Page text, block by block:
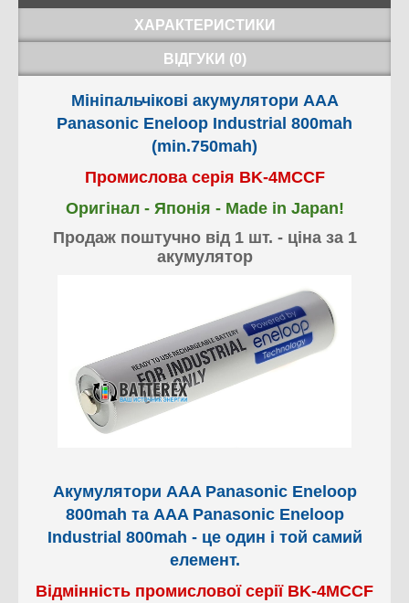
ХАРАКТЕРИСТИКИ
ВІДГУКИ (0)
Мініпальчікові акумулятори AAA
Panasonic Eneloop Industrial 800mah
(min.750mah)
Промислова серія BK-4MCCF
Оригінал - Японія - Made in Japan!
Продаж поштучно від 1 шт. - ціна за 1
акумулятор
Акумулятори AAA Panasonic Eneloop
800mah та AAA Panasonic Eneloop
Industrial 800mah - це один і той самий
елемент.
Відмінність промислової серії BK-4MCCF